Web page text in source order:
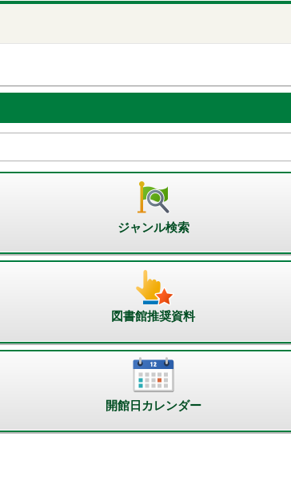
ジャンル検索
図書館推奨資料
開館日カレンダー